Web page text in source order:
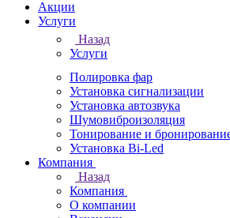
Акции
Услуги
Назад
Услуги
Полировка фар
Установка сигнализации
Установка автозвука
Шумовиброизоляция
Тонирование и
Установка Bi-Led
Компания
Назад
Компания
О компании